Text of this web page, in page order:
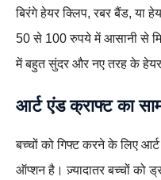
बिरंगे हेयर क्लिप, रबर बैंड,
50 से 100 रुपये में आसानी से
में बहुत सुंदर और नए तरह के
आर्ट एंड क्राफ्ट का
बच्चों को गिफ्ट करने के लिए
ऑप्शन है। ज़्यादातर बच्चों को